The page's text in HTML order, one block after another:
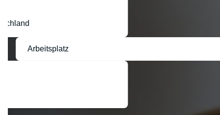
Arbeitsplatz